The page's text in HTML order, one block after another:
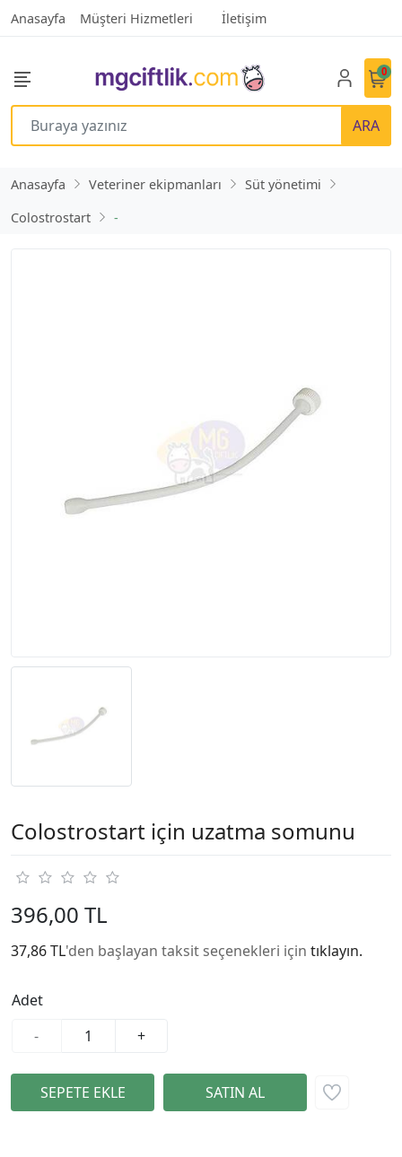
Anasayfa Müşteri Hizmetleri İletişim
ARA
0
Anasayfa Veteriner ekipmanları
Süt yönetimi
Colostrostart
-
Colostrostart için uzatma somunu
396,00 TL
37,86 TL'den başlayan taksit seçenekleri için tıklayın.
Adet
-
+